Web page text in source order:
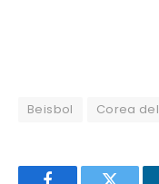
Beisbol Corea